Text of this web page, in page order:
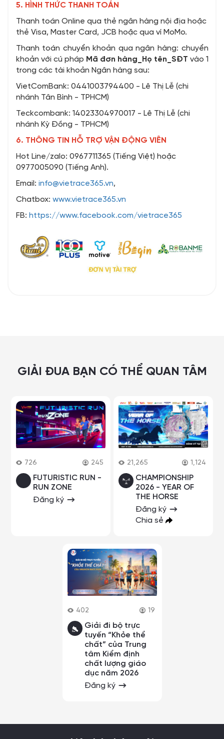
5. HÌNH THỨC THANH TOÁN
Thanh toán Online qua thẻ ngân hàng nội địa hoặc
thẻ Visa, Master Card, JCB hoặc qua ví MoMo.
Thanh toán chuyển khoản qua ngân hàng: chuyển
khoản với cú pháp Mã đơn hàng_Họ tên_SĐT vào 1
trong các tài khoản Ngân hàng sau:
VietComBank: 0441003794400 - Lê Thị Lễ (chi
nhánh Tân Bình - TPHCM)
Teckcombank: 14023304970017 - Lê Thị Lễ (chi
nhánh Kỳ Đồng - TPHCM)
6. THÔNG TIN HỖ TRỢ VẬN ĐỘNG VIÊN
Hot Line/zalo: 0967711365 (Tiếng Việt) hoặc
0977005090 (Tiếng Anh).
Email: info@vietrace365.vn,
Chatbox: www.vietrace365.vn
FB: https://www.facebook.com/vietrace365
GIẢI ĐUA BẠN CÓ THỂ QUAN TÂM
726 245
FUTURISTIC RUN -
RUN ZONE
Đăng ký
21,265 1,124
CHAMPIONSHIP
2026 - YEAR OF
THE HORSE
Đăng ký
Chia sẻ
402 19
Giải đi bộ trực
tuyến “Khỏe thể
chất” của Trung
tâm Kiểm định
chất lượng giáo
dục năm 2026
Đăng ký